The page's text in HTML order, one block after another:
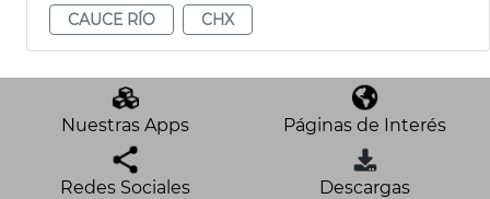
CAUCE RÍO
CHX
Nuestras Apps Páginas de Interés
Redes Sociales Descargas